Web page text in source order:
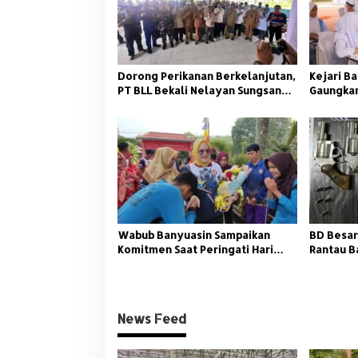
Dorong Perikanan Berkelanjutan,
PT BLL Bekali Nelayan Sungsang
Kejari
Wabub Banyuasin Sampaikan
Komitmen Saat Peringati Hari
BD
Rantau
News Feed